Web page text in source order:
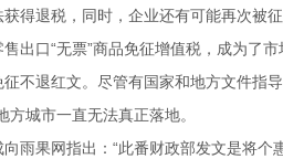
得退税，同时，企业还有可能再次被
出口“无票”商品免征增值税，成为了
不退红文。尽管有国家和地方文件指
城市一直无法真正落地。
雨果网指出：“此番财政部发文是将